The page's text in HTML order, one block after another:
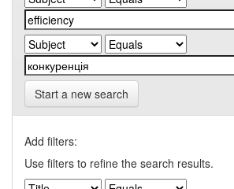
Start a new search
Add filters:
Use filters to refine the search results.